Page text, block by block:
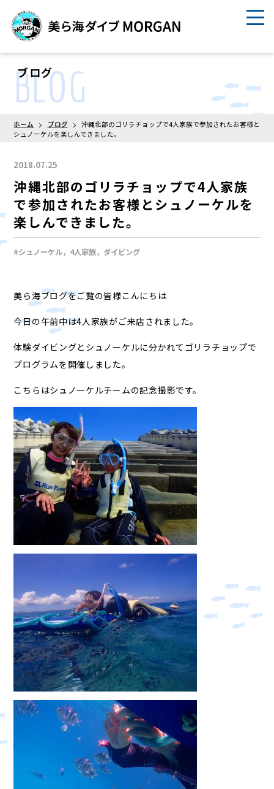
ブログ
BLOG
ホーム ブログ
沖縄北部のゴリラチョップで4人家族で参加されたお客様と
シュノーケルを楽しんできました。
2018.07.25
沖縄北部のゴリラチョップで4人家族
で参加されたお客様とシュノーケルを
楽しんできました。
#シュノーケル，4人家族，ダイビング
美ら海ブログをご覧の皆様こんにちは
今日の午前中は4人家族がご来店されました。
体験ダイビングとシュノーケルに分かれてゴリラチョップで
プログラムを開催しました。
こちらはシュノーケルチームの記念撮影です。